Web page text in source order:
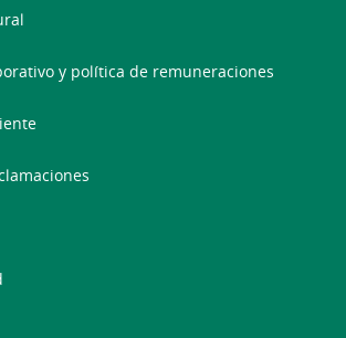
y política de remuneraciones